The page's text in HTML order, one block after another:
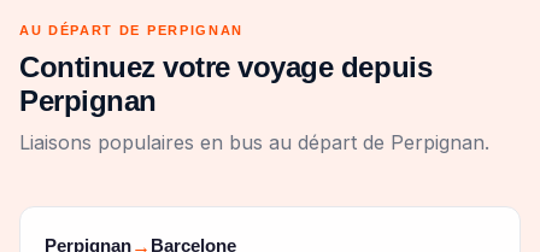
AU DÉPART DE PERPIGNAN
Continuez votre voyage depuis
Perpignan
Liaisons populaires en bus au départ de Perpignan.
Perpignan→ Barcelone